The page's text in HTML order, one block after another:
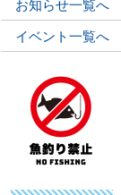
お知らせ一覧へ
イベント一覧へ